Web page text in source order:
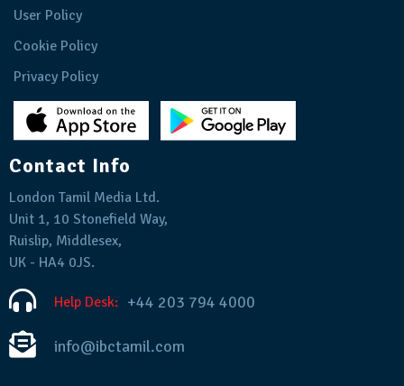
User Policy
Cookie Policy
Privacy Policy
Contact Info
London Tamil Media Ltd.
Unit 1, 10 Stonefield Way,
Ruislip, Middlesex,
UK - HA4 0JS.
Help Desk: +44 203 794 4000
info@ibctamil.com